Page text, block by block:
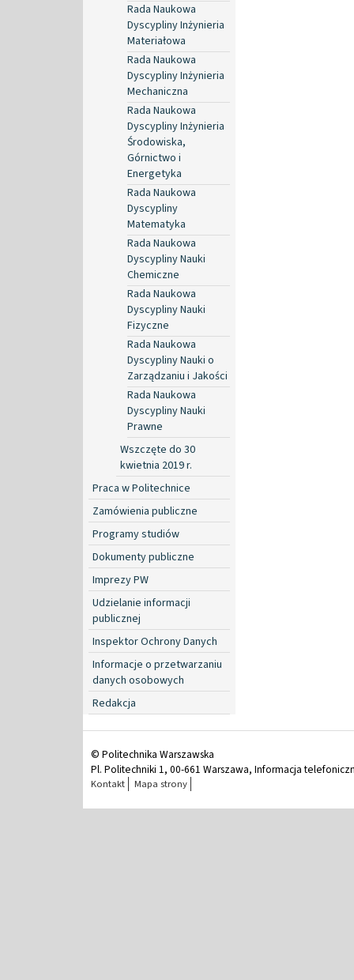
Rada Naukowa
Dyscypliny Inżynieria
Materiałowa
Rada Naukowa
Dyscypliny Inżynieria
Mechaniczna
Rada Naukowa
Dyscypliny Inżynieria
Środowiska,
Górnictwo i
Energetyka
Rada Naukowa
Dyscypliny
Matematyka
Rada Naukowa
Dyscypliny Nauki
Chemiczne
Rada Naukowa
Dyscypliny Nauki
Fizyczne
Rada Naukowa
Dyscypliny Nauki o
Zarządzaniu i Jakości
Rada Naukowa
Dyscypliny Nauki
Prawne
Wszczęte do 30
kwietnia 2019 r.
Praca w Politechnice
Zamówienia publiczne
Programy studiów
Dokumenty publiczne
Imprezy PW
Udzielanie informacji
publicznej
Inspektor Ochrony Danych
Informacje o przetwarzaniu
danych osobowych
Redakcja
© Politechnika Warszawska
Pl. Politechniki 1, 00-661 Warszawa, Informacja
Kontakt Mapa strony